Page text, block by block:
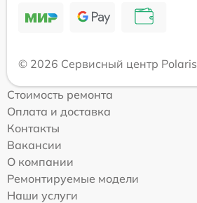
© 2026 Сервисный центр Polaris
Стоимость ремонта
Оплата и доставка
Контакты
Вакансии
О компании
Ремонтируемые модели
Наши услуги